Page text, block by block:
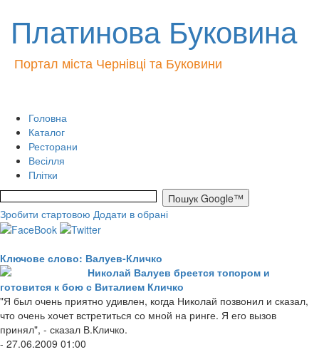
Платинова Буковина
Портал міста Чернівці та Буковини
Головна
Каталог
Ресторани
Весілля
Плітки
Зробити стартовою Додати в обрані
Ключове слово: Валуев-Кличко
Николай Валуев бреется топором и
готовится к бою с Виталием Кличко
"Я был очень приятно удивлен, когда Николай позвонил и сказал,
что очень хочет встретиться со мной на ринге. Я его вызов
принял", - сказал В.Кличко.
- 27.06.2009 01:00